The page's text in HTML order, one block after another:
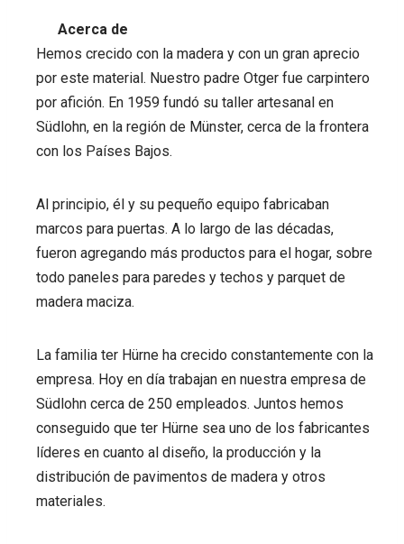
Acerca de
Hemos crecido con la madera y con un gran aprecio
por este material. Nuestro padre Otger fue carpintero
por afición. En 1959 fundó su taller artesanal en
Südlohn, en la región de Münster, cerca de la frontera
con los Países Bajos.
Al principio, él y su pequeño equipo fabricaban
marcos para puertas. A lo largo de las décadas,
fueron agregando más productos para el hogar, sobre
todo paneles para paredes y techos y parquet de
madera maciza.
La familia ter Hürne ha crecido constantemente con la
empresa. Hoy en día trabajan en nuestra empresa de
Südlohn cerca de 250 empleados. Juntos hemos
conseguido que ter Hürne sea uno de los fabricantes
líderes en cuanto al diseño, la producción y la
distribución de pavimentos de madera y otros
materiales.